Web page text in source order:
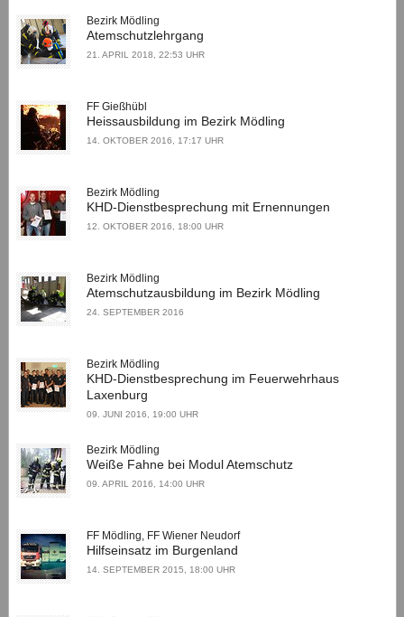
Bezirk Mödling
Atemschutzlehrgang
21. APRIL 2018, 22:53 UHR
FF Gießhübl
Heissausbildung im Bezirk Mödling
14. OKTOBER 2016, 17:17 UHR
Bezirk Mödling
KHD-Dienstbesprechung mit Ernennungen
12. OKTOBER 2016, 18:00 UHR
Bezirk Mödling
Atemschutzausbildung im Bezirk Mödling
24. SEPTEMBER 2016
Bezirk Mödling
KHD-Dienstbesprechung im Feuerwehrhaus
Laxenburg
09. JUNI 2016, 19:00 UHR
Bezirk Mödling
Weiße Fahne bei Modul Atemschutz
09. APRIL 2016, 14:00 UHR
FF Mödling, FF Wiener Neudorf
Hilfseinsatz im Burgenland
14. SEPTEMBER 2015, 18:00 UHR